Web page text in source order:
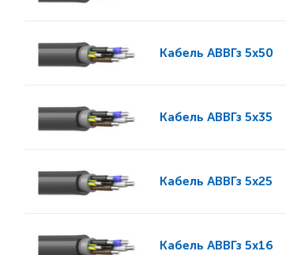
Кабель АВВГз 5x50
Кабель АВВГз 5x35
Кабель АВВГз 5x25
Кабель АВВГз 5x16